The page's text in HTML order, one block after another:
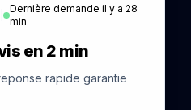
Dernière demande il y a 28
min
en 2 min
rapide garantie